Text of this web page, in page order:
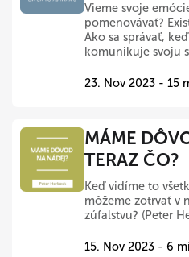
Vieme svoje
pomenovávať?
Ako sa správať,
komunikuje svoju
23. Nov 2023 - 15
MÁME
TERAZ ČO?
Keď vidíme to
môžeme zotrvať v
zúfalstvu? (Peter
15. Nov 2023 - 6